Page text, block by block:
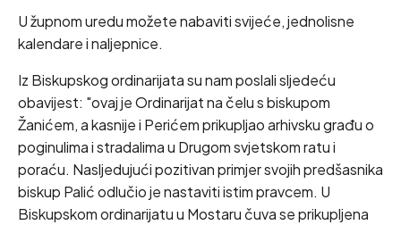
U župnom uredu možete nabaviti svijeće, jednolisne
kalendare i naljepnice.
Iz Biskupskog ordinarijata su nam poslali sljedeću
obavijest: "ovaj je Ordinarijat na čelu s biskupom
Žanićem, a kasnije i Perićem prikupljao arhivsku građu o
poginulima i stradalima u Drugom svjetskom ratu i
poraću. Nasljedujući pozitivan primjer svojih predšasnika
biskup Palić odlučio je nastaviti istim pravcem. U
Biskupskom ordinarijatu u Mostaru čuva se prikupljena